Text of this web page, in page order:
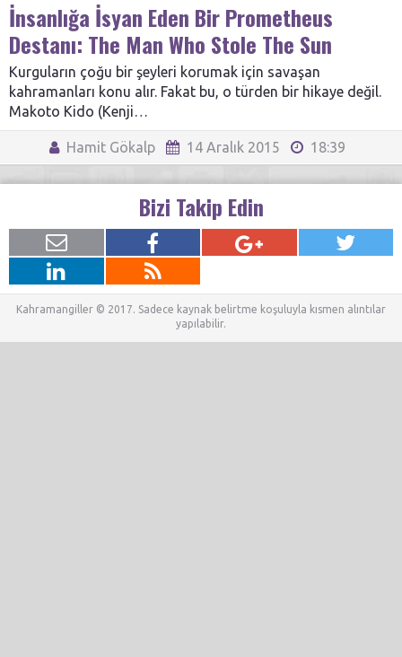
İnsanlığa İsyan Eden Bir Prometheus
Destanı: The Man Who Stole The Sun
Kurguların çoğu bir şeyleri korumak için savaşan
kahramanları konu alır. Fakat bu, o türden bir hikaye değil.
Makoto Kido (Kenji…
Hamit Gökalp 14 Aralık 2015 18:39
Bizi Takip Edin
Kahramangiller © 2017. Sadece kaynak belirtme koşuluyla kısmen alıntılar
yapılabilir.